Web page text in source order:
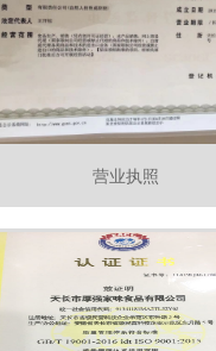
营业执照